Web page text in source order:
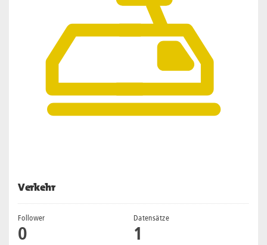
Verkehr
Follower
0
Datensätze
1